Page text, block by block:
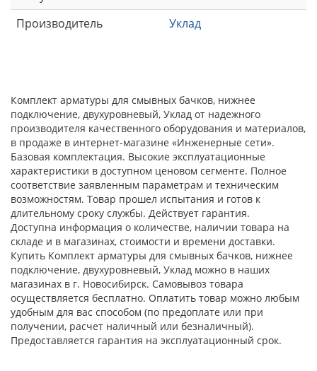
Производитель
Уклад
Комплект арматуры для смывных бачков, нижнее
подключение, двухуровневый, Уклад от надежного
производителя качественного оборудования и материалов,
в продаже в интернет-магазине «Инженерные сети».
Базовая комплектация. Высокие эксплуатационные
характеристики в доступном ценовом сегменте. Полное
соответствие заявленным параметрам и техническим
возможностям. Товар прошел испытания и готов к
длительному сроку службы. Действует гарантия.
Доступна информация о количестве, наличии товара на
складе и в магазинах, стоимости и времени доставки.
Купить Комплект арматуры для смывных бачков, нижнее
подключение, двухуровневый, Уклад можно в наших
магазинах в г. Новосибирск. Самовывоз товара
осуществляется бесплатно. Оплатить товар можно любым
удобным для вас способом (по предоплате или при
получении, расчет наличный или безналичный).
Предоставляется гарантия на эксплуатационный срок.